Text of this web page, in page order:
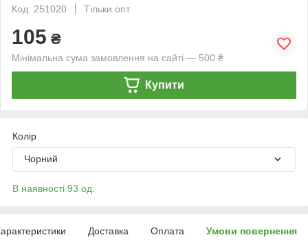
Код: 251020
Тільки опт
105 ₴
Мінімальна сума замовлення на сайті — 500 ₴
Купити
Колір
Чорний
В наявності 93 од.
Доставка Оплата Умови повернення